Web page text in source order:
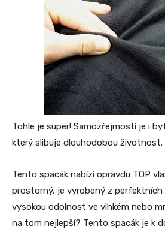
Tohle je super! Samozřejmostí je i
který slibuje dlouhodobou životnost.
Tento spacák nabízí opravdu TOP
prostorný, je vyrobený z perfektních
vysokou odolnost ve vlhkém nebo
na tom nejlepší? Tento spacák je k